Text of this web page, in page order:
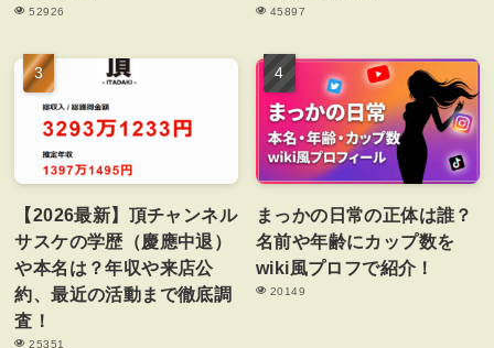
52926 45897
【2026最新】頂チャンネル
サスケの学歴（慶應中退）
や本名は？年収や来店公
約、最近の活動まで徹底調
査！
25351
まっかの日常の正体は誰？
名前や年齢にカップ数を
wiki風プロフで紹介！
20149